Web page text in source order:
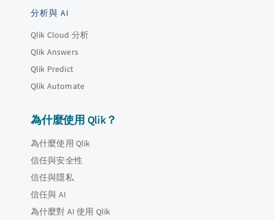
分析與 AI
Qlik Cloud 分析
Qlik Answers
Qlik Predict
Qlik Automate
為什麼使用 Qlik？
為什麼使用 Qlik
信任與安全性
信任與隱私
信任與 AI
為什麼對 AI 使用 Qlik